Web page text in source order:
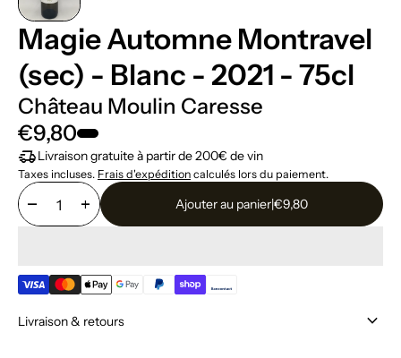
Magie Automne Montravel
(sec) - Blanc - 2021 - 75cl
Château Moulin Caresse
€9,80
delivery_truck_speedLivraison gratuite à partir de 200€ de vin
Taxes incluses. Frais d'expédition calculés lors du paiement.
remove add Ajouter au panier|€9,80
Livraison & retours keyboard_arrow_down